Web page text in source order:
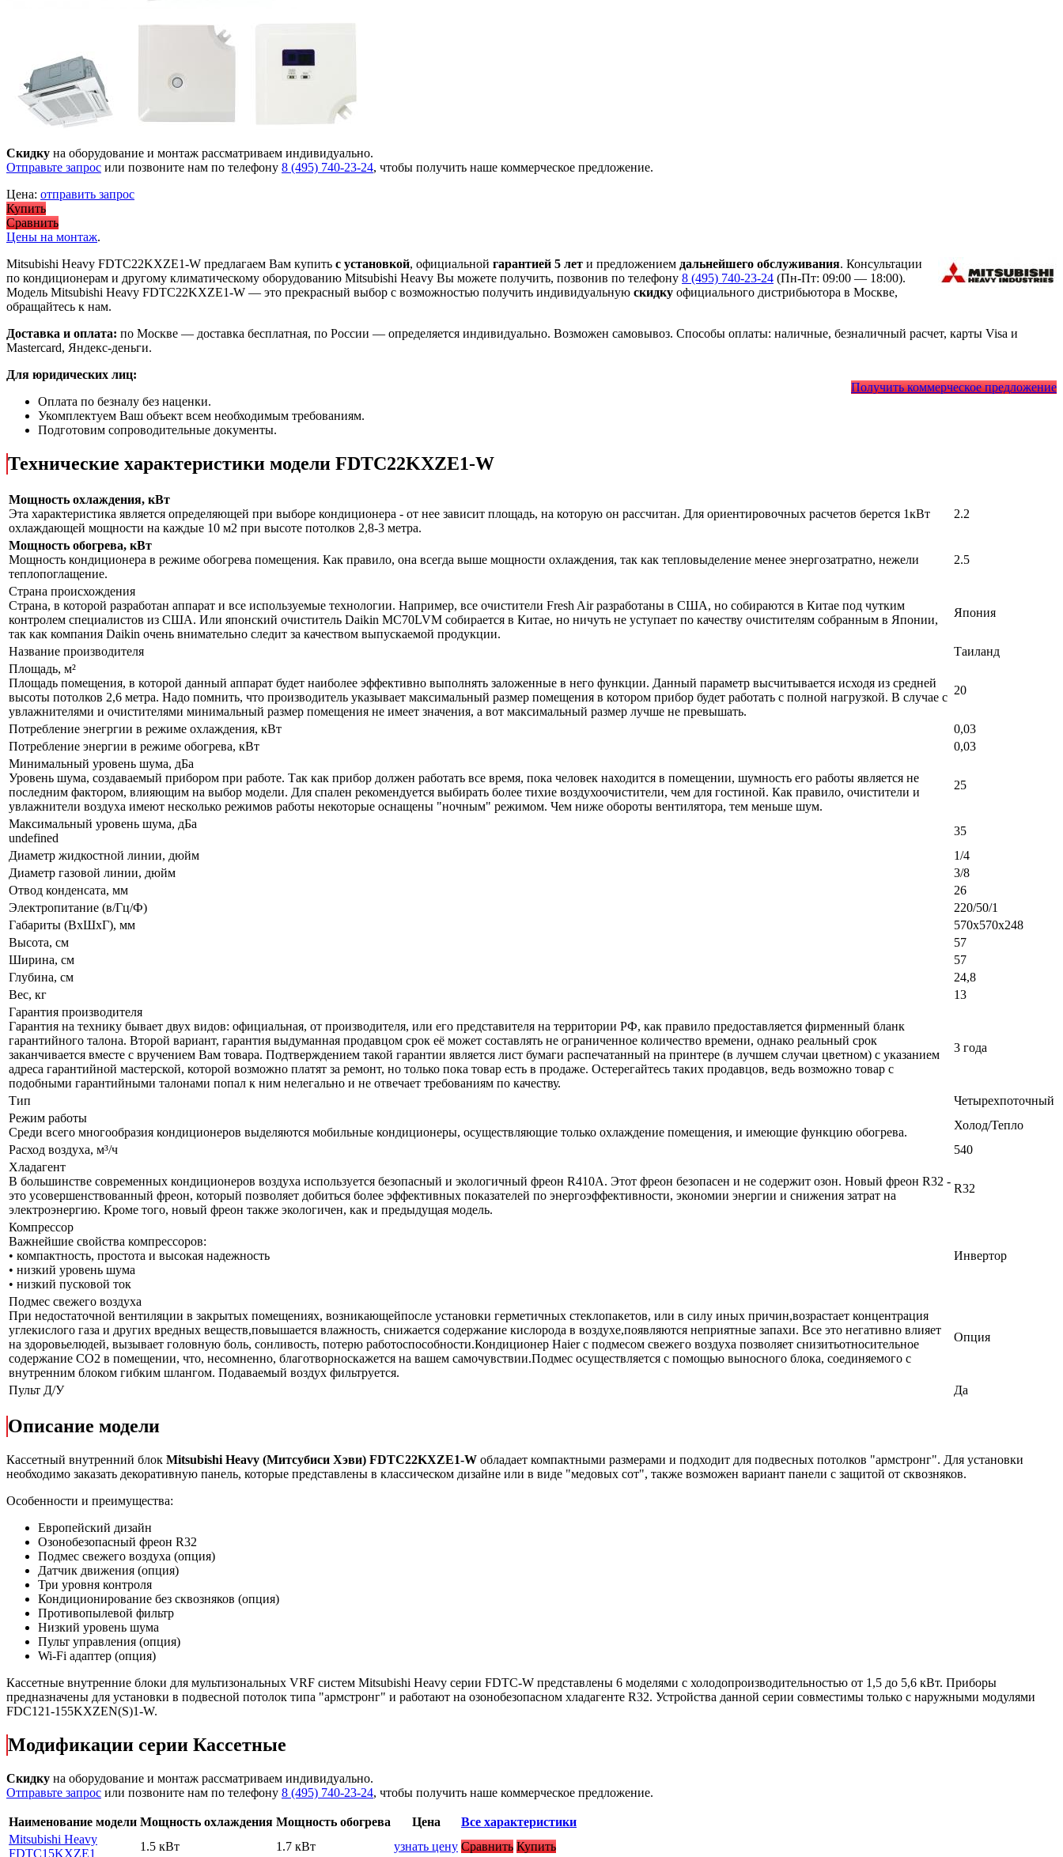
Скидку на оборудование и монтаж рассматриваем индивидуально.
Отправьте запрос или позвоните нам по телефону 8 (495) 740-23-24, чтобы получить наше коммерческое предложение.
Цена: отправить запрос
Купить
Сравнить
Цены на монтаж.
Mitsubishi Heavy FDTC22KXZE1-W предлагаем Вам купить с установкой, официальной гарантией 5 лет и предложением дальнейшего обслуживания. Консультации
по кондиционерам и другому климатическому оборудованию Mitsubishi Heavy Вы можете получить, позвонив по телефону 8 (495) 740-23-24 (Пн-Пт: 09:00 — 18:00).
Модель Mitsubishi Heavy FDTC22KXZE1-W — это прекрасный выбор с возможностью получить индивидуальную скидку официального дистрибьютора в Москве,
обращайтесь к нам.
Доставка и оплата: по Москве — доставка бесплатная, по России — определяется индивидуально. Возможен самовывоз. Способы оплаты: наличные, безналичный расчет, карты Visa и
Mastercard, Яндекс-деньги.
Получить коммерческое предложение
Для юридических лиц:
Оплата по безналу без наценки.
Укомплектуем Ваш объект всем необходимым требованиям.
Подготовим сопроводительные документы.
Технические характеристики модели FDTC22KXZE1-W
Мощность охлаждения, кВт
Эта характеристика является определяющей при выборе кондиционера - от нее зависит площадь, на которую он рассчитан. Для ориентировочных расчетов берется 1кВт
охлаждающей мощности на каждые 10 м2 при высоте потолков 2,8-3 метра.
2.2
Мощность обогрева, кВт
Мощность кондиционера в режиме обогрева помещения. Как правило, она всегда выше мощности охлаждения, так как тепловыделение менее энергозатратно, нежели
теплопоглащение.
2.5
Страна происхождения
Страна, в которой разработан аппарат и все используемые технологии. Например, все очистители Fresh Air разработаны в США, но собираются в Китае под чутким
контролем специалистов из США. Или японский очиститель Daikin MC70LVM собирается в Китае, но ничуть не уступает по качеству очистителям собранным в Японии,
так как компания Daikin очень внимательно следит за качеством выпускаемой продукции.
Япония
Название производителя
Таиланд
Площадь, м²
Площадь помещения, в которой данный аппарат будет наиболее эффективно выполнять заложенные в него функции. Данный параметр высчитывается исходя из средней
высоты потолков 2,6 метра. Надо помнить, что производитель указывает максимальный размер помещения в котором прибор будет работать с полной нагрузкой. В случае с
увлажнителями и очистителями минимальный размер помещения не имеет значения, а вот максимальный размер лучше не превышать.
20
Потребление энегргии в режиме охлаждения, кВт
0,03
Потребление энергии в режиме обогрева, кВт
0,03
Минимальный уровень шума, дБа
Уровень шума, создаваемый прибором при работе. Так как прибор должен работать все время, пока человек находится в помещении, шумность его работы является не
последним фактором, влияющим на выбор модели. Для спален рекомендуется выбирать более тихие воздухоочистители, чем для гостиной. Как правило, очистители и
увлажнители воздуха имеют несколько режимов работы некоторые оснащены "ночным" режимом. Чем ниже обороты вентилятора, тем меньше шум.
25
Максимальный уровень шума, дБа
undefined
35
Диаметр жидкостной линии, дюйм
1/4
Диаметр газовой линии, дюйм
3/8
Отвод конденсата, мм
26
Электропитание (в/Гц/Ф)
220/50/1
Габариты (ВxШxГ), мм
570х570х248
Высота, см
57
Ширина, см
57
Глубина, см
24,8
Вес, кг
13
Гарантия производителя
Гарантия на технику бывает двух видов: официальная, от производителя, или его представителя на территории РФ, как правило предоставляется фирменный бланк
гарантийного талона. Второй вариант, гарантия выдуманная продавцом срок её может составлять не ограниченное количество времени, однако реальный срок
заканчивается вместе с вручением Вам товара. Подтверждением такой гарантии является лист бумаги распечатанный на принтере (в лучшем случаи цветном) с указанием
адреса гарантийной мастерской, которой возможно платят за ремонт, но только пока товар есть в продаже. Остерегайтесь таких продавцов, ведь возможно товар с
подобными гарантийными талонами попал к ним нелегально и не отвечает требованиям по качеству.
3 года
Тип
Четырехпоточный
Режим работы
Среди всего многообразия кондиционеров выделяются мобильные кондиционеры, осуществляющие только охлаждение помещения, и имеющие функцию обогрева.
Холод/Тепло
Расход воздуха, м³/ч
540
Хладагент
В большинстве современных кондиционеров воздуха используется безопасный и экологичный фреон R410A. Этот фреон безопасен и не содержит озон. Новый фреон R32 -
это усовершенствованный фреон, который позволяет добиться более эффективных показателей по энергоэффективности, экономии энергии и снижения затрат на
электроэнергию. Кроме того, новый фреон также экологичен, как и предыдущая модель.
R32
Компрессор
Важнейшие свойства компрессоров:
• компактность, простота и высокая надежность
• низкий уровень шума
• низкий пусковой ток
Инвертор
Подмес свежего воздуха
При недостаточной вентиляции в закрытых помещениях, возникающейпосле установки герметичных стеклопакетов, или в силу иных причин,возрастает концентрация
углекислого газа и других вредных веществ,повышается влажность, снижается содержание кислорода в воздухе,появляются неприятные запахи. Все это негативно влияет
на здоровьелюдей, вызывает головную боль, сонливость, потерю работоспособности.Кондиционер Haier с подмесом свежего воздуха позволяет снизитьотносительное
содержание СО2 в помещении, что, несомненно, благотворноскажется на вашем самочувствии.Подмес осуществляется с помощью выносного блока, соединяемого с
внутренним блоком гибким шлангом. Подаваемый воздух фильтруется.
Опция
Пульт Д/У Да
Описание модели
Кассетный внутренний блок Mitsubishi Heavy (Митсубиси Хэви) FDTC22KXZE1-W обладает компактными размерами и подходит для подвесных потолков "армстронг". Для установки
необходимо заказать декоративную панель, которые представлены в классическом дизайне или в виде "медовых сот", также возможен вариант панели с защитой от сквозняков.
Особенности и преимущества:
Европейский дизайн
Озонобезопасный фреон R32
Подмес свежего воздуха (опция)
Датчик движения (опция)
Три уровня контроля
Кондиционирование без сквозняков (опция)
Противопылевой фильтр
Низкий уровень шума
Пульт управления (опция)
Wi-Fi адаптер (опция)
Кассетные внутренние блоки для мультизональных VRF систем Mitsubishi Heavy серии FDTC-W представлены 6 моделями с холодопроизводительностью от 1,5 до 5,6 кВт. Приборы
предназначены для установки в подвесной потолок типа "армстронг" и работают на озонобезопасном хладагенте R32. Устройства данной серии совместимы только с наружными модулями
FDC121-155KXZEN(S)1-W.
Модификации серии Кассетные
Скидку на оборудование и монтаж рассматриваем индивидуально.
Отправьте запрос или позвоните нам по телефону 8 (495) 740-23-24, чтобы получить наше коммерческое предложение.
Наименование модели Мощность охлаждения Мощность обогрева Цена
Все характеристики
Mitsubishi Heavy
FDTC15KXZE1
1.5 кВт 1.7 кВт узнать цену Сравнить Купить